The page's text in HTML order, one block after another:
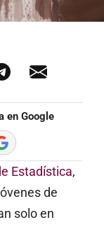
en Google
Estadística,
de
solo en